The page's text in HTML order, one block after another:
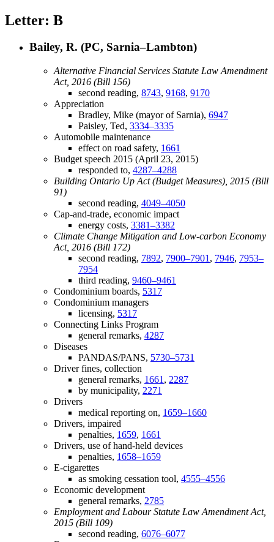
Letter: B
Bailey, R. (PC, Sarnia–Lambton)
Alternative Financial Services Statute Law Amendment
Act, 2016 (Bill 156)
second reading, 8743, 9168, 9170
Appreciation
Bradley, Mike (mayor of Sarnia), 6947
Paisley, Ted, 3334–3335
Automobile maintenance
effect on road safety, 1661
Budget speech 2015 (April 23, 2015)
responded to, 4287–4288
Building Ontario Up Act (Budget Measures), 2015 (Bill
91)
second reading, 4049–4050
Cap-and-trade, economic impact
energy costs, 3381–3382
Climate Change Mitigation and Low-carbon Economy
Act, 2016 (Bill 172)
second reading, 7892, 7900–7901 , 7946, 7953–
7954
third reading, 9460–9461
Condominium boards, 5317
Condominium managers
licensing, 5317
Connecting Links Program
general remarks, 4287
Diseases
PANDAS/PANS, 5730–5731
Driver fines, collection
general remarks, 1661 , 2287
by municipality, 2271
Drivers
medical reporting on, 1659–1660
Drivers, impaired
penalties, 1659, 1661
Drivers, use of hand-held devices
penalties, 1658–1659
E-cigarettes
as smoking cessation tool, 4555–4556
Economic development
general remarks, 2785
Employment and Labour Statute Law Amendment Act,
2015 (Bill 109)
second reading, 6076–6077